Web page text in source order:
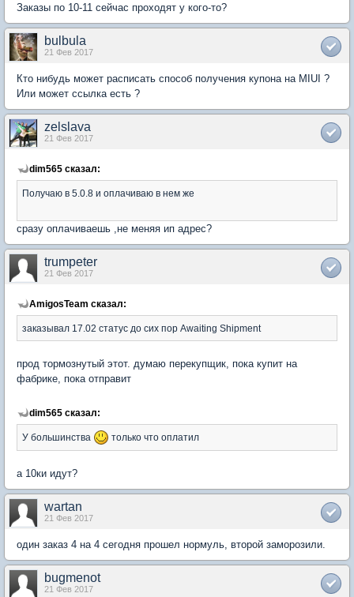
Заказы по 10-11 сейчас проходят у кого-то?
bulbula
21 Фев 2017
Кто нибудь может расписать способ получения купона на MIUI ?
Или может ссылка есть ?
zelslava
21 Фев 2017
dim565 сказал:
Получаю в 5.0.8 и оплачиваю в нем же
сразу оплачиваешь ,не меняя ип адрес?
trumpeter
21 Фев 2017
AmigosTeam сказал:
заказывал 17.02 статус до сих пор Awaiting Shipment
прод тормознутый этот. думаю перекупщик, пока купит на
фабрике, пока отправит
dim565 сказал:
У большинства только что оплатил
а 10ки идут?
wartan
21 Фев 2017
один заказ 4 на 4 сегодня прошел нормуль, второй заморозили.
bugmenot
21 Фев 2017